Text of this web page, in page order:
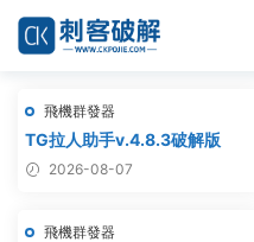
飛機群發器
TG拉人助手v.4.8.3破解版
2026-08-07
飛機群發器